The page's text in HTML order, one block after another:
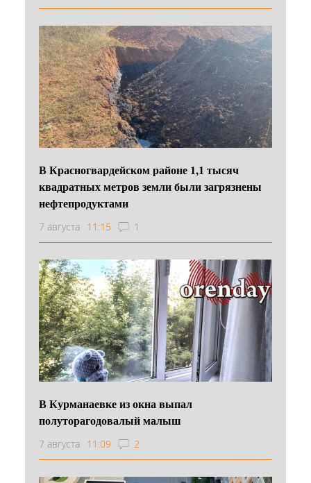
В Красногвардейском районе 1,1 тысяч
квадратных метров земли были загрязнены
нефтепродуктами
7 августа 11:15 1
В Курманаевке из окна выпал
полуторагодовалый малыш
7 августа 11:09 2